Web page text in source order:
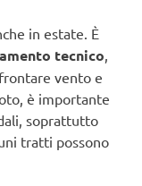
in estate. È
tecnico
vento e
è importante
soprattutto
tratti possono